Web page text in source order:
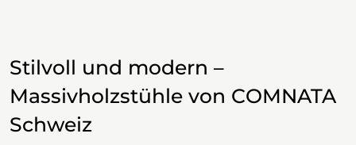
Stilvoll und modern –
Massivholzstühle von COMNATA
Schweiz